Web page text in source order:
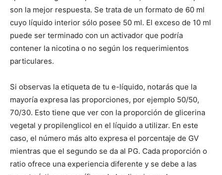
son la mejor respuesta. Se trata de un formato de 60 ml
cuyo líquido interior sólo posee 50 ml. El exceso de 10 ml
puede ser terminado con un activador que podría
contener la nicotina o no según los requerimientos
particulares.
Si observas la etiqueta de tu e-líquido, notarás que la
mayoría expresa las proporciones, por ejemplo 50/50,
70/30. Esto tiene que ver con la proporción de glicerina
vegetal y propilenglicol en el líquido a utilizar. En este
caso, el número más alto expresa el porcentaje de GV
mientras que el segundo se da al PG. Cada proporción o
ratio ofrece una experiencia diferente y se debe a las